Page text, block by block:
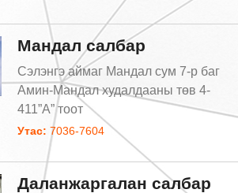
Мандал салбар
Сэлэнгэ аймаг Мандал сум 7-р баг
Амин-Мандал худалдааны төв 4-
411”А” тоот
Утас: 7036-7604
Даланжаргалан салбар